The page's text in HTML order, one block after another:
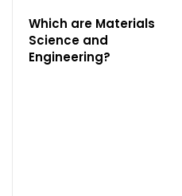
Which are Materials
Science and
Engineering?